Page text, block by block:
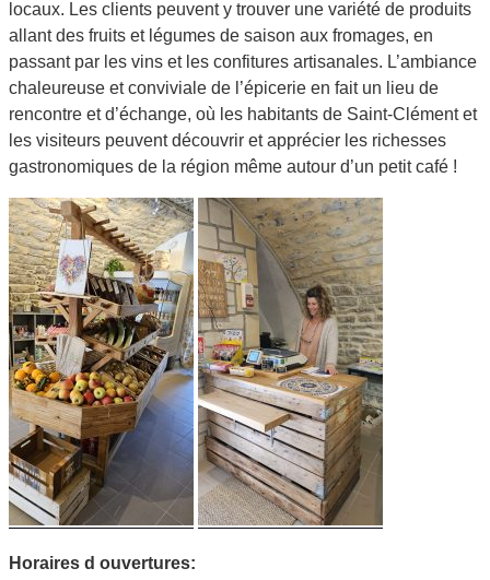
locaux. Les clients peuvent y trouver une variété de produits
allant des fruits et légumes de saison aux fromages, en
passant par les vins et les confitures artisanales. L’ambiance
chaleureuse et conviviale de l’épicerie en fait un lieu de
rencontre et d’échange, où les habitants de Saint-Clément et
les visiteurs peuvent découvrir et apprécier les richesses
gastronomiques de la région même autour d’un petit café !
Horaires d ouvertures: